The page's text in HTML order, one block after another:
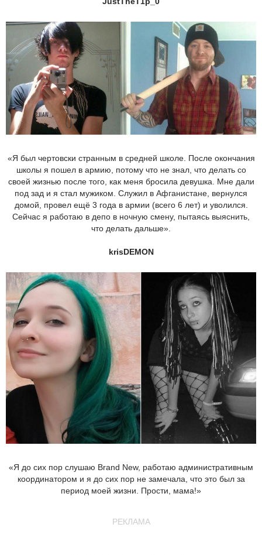
«Я был чертовски странным в средней школе. После окончания
школы я пошел в армию, потому что не знал, что делать со
своей жизнью после того, как меня бросила девушка. Мне дали
под зад и я стал мужиком. Служил в Афганистане, вернулся
домой, провел ещё 3 года в армии (всего 6 лет) и уволился.
Сейчас я работаю в депо в ночную смену, пытаясь выяснить,
что делать дальше».
krisDEMON
«Я до сих пор слушаю Brand New, работаю административным
координатором и я до сих пор не замечала, что это был за
период моей жизни. Прости, мама!»
РЕКЛАМА